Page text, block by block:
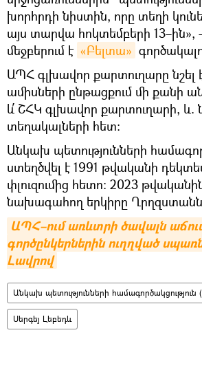
խորհրդի նիստին, որը տեղի
այս տարվա հոկտեմբերի 13–ին»,
մեջբերում է «Բելտա»
ԱՊՀ գլխավոր քարտուղարը նշել
ամիսների ընթացքում մի քանի
և՛ ՇՀԿ գլխավոր քարտուղարի, և.
տեղակալների հետ:
Անկախ պետությունների
ստեղծվել է 1991 թվականի
փլուզումից հետո։ 2023
նախագահող երկիրը Ղրղզստանն
ԱՊՀ–ում առևտրի ծավալն
գործընկերներին ուղղված
Լավրով
Անկախ պետությունների համագործակցություն
Սերգեյ Լեբեդև